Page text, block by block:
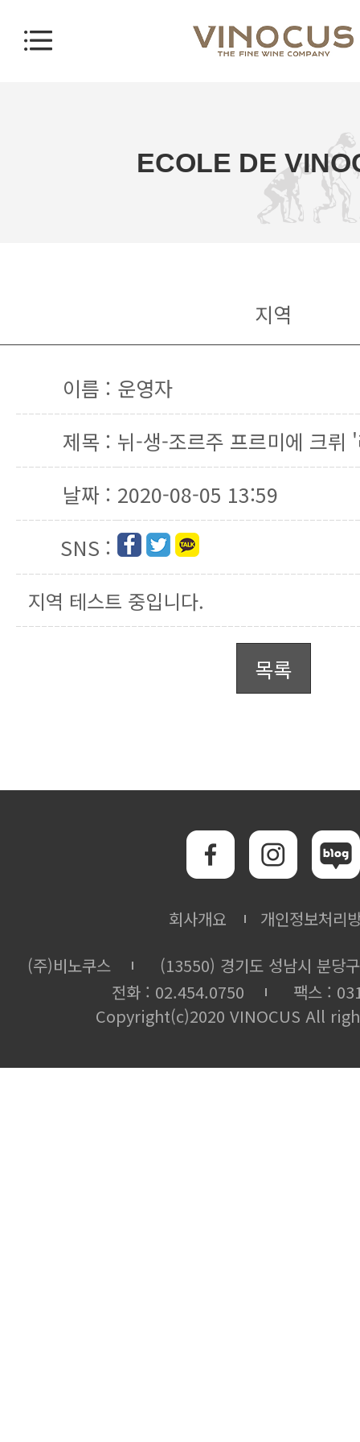
ECOLE DE
지역
이름 : 운영자
제목 : 뉘-생-조르주 프르미에 크뤼
날짜 : 2020-08-05 13:59
SNS :
지역 테스트 중입니다.
목록
회사개요
개인정보처리
(주)비노쿠스
(13550) 경기도 성남시 분당
전화 : 02.454.0750
팩스 :
Copyright(c)2020 VINOCUS All